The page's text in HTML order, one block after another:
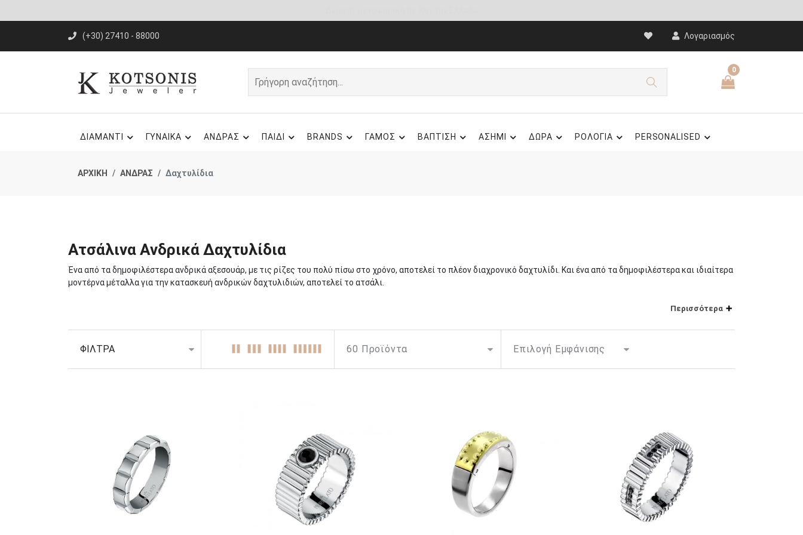
(+30) 27410 - 88000 Λογαριασμός
0
ΔΙΑΜΑΝΤΙ ΓΥΝΑΙΚΑ ΑΝΔΡΑΣ ΠΑΙΔΙ BRANDS ΓΑΜΟΣ ΒΑΠΤΙΣΗ ΑΣΗΜΙ ΔΩΡΑ ΡΟΛΟΓΙΑ PERSONALISED
ΑΡΧΙΚΗ ΑΝΔΡΑΣ Δαχτυλίδια
Ατσάλινα Ανδρικά Δαχτυλίδια
Ένα από τα δημοφιλέστερα ανδρικά αξεσουάρ, με τις ρίζες του πολύ πίσω στο χρόνο, αποτελεί το πλέον διαχρονικό δαχτυλίδι. Και ένα από τα δημοφιλέστερα και ιδιαίτερα
μοντέρνα μέταλλα για την κατασκευή ανδρικών δαχτυλιδιών, αποτελεί το ατσάλι.
. Σε σύγκριση με άλλα μέταλλα, το
Εμφανισιακά το ατσάλι και ειδικά το ανοξείδωτο, είναι παρόμοιο με το ασήμι, αλλά είναι σκληρότερο και δεν μαυρίζει ποτέ.
, κατασκευάζονται τόσο σε λιτή γραμμή όσο και σε πιο ιδιαίτερα σχέδια και μεγέθη. Μπορούν να διακοσμηθούν με πολύτιμους και
ημιπολύτιμους λίθους, να χαραχτούν αλλά και να σμιλευτούν σε ιδιαίτερα μοτίβα. Ένα μεγάλο πλεονέκτημα τους, αφορά την ευκολία συντήρησης τους, καθώς το ατσάλι
άριστα να χρησιμοποιηθούν ως αξεσουάρ σε επαγγελματικές συναντήσεις ή πιο κομψές περιστάσεις.
Περισσότερα
ΦΙΛΤΡΑ